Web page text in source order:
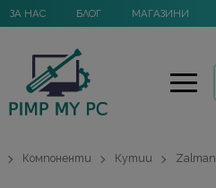
ЗА НАС БЛОГ МАГАЗИНИ
Компоненти Кутии Zalman